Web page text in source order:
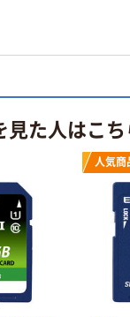
見た人はこ
人気商